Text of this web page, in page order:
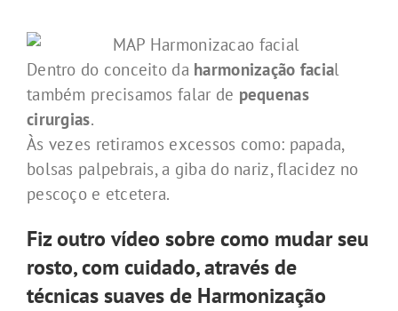
Dentro do conceito da harmonização facial
também precisamos falar de pequenas
cirurgias.
Às vezes retiramos excessos como: papada,
bolsas palpebrais, a giba do nariz, flacidez no
pescoço e etcetera.
Fiz outro vídeo sobre como mudar seu
rosto, com cuidado, através de
técnicas suaves de Harmonização